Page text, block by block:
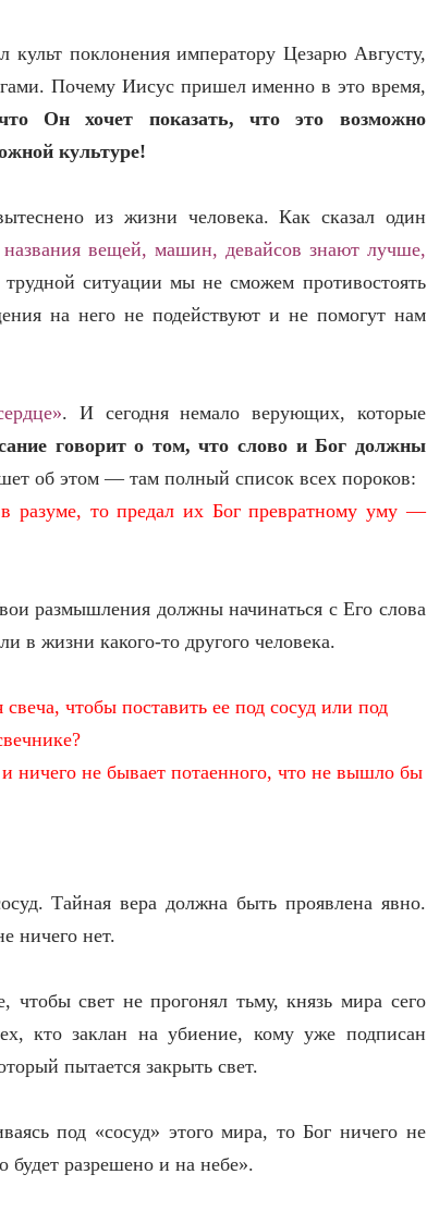
поклонения императору Цезарю Августу,
Почему Иисус пришел именно в это время,
Он хочет показать, что это возможно
культуре!
из жизни человека. Как сказал один
вещей, машин, девайсов знают лучше,
ситуации мы не сможем противостоять
на него не подействуют и не помогут нам
. И сегодня немало верующих, которые
говорит о том, что слово и Бог должны
об этом — там полный список всех пороков:
разуме, то предал их Бог превратному уму —
размышления должны начинаться с Его слова
в жизни какого-то другого человека.
чтобы поставить ее под сосуд или под
ничего не бывает потаенного, что не вышло бы
Тайная вера должна быть проявлена явно.
ничего нет.
чтобы свет не прогонял тьму, князь мира сего
кто заклан на убиение, кому уже подписан
пытается закрыть свет.
под «сосуд» этого мира, то Бог ничего не
будет разрешено и на небе».